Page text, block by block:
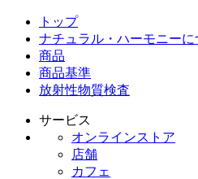
トップ
ナチュラル・ハーモニーに
商品
商品基準
放射性物質検査
サービス
オンラインストア
店舗
カフェ